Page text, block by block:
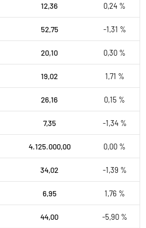
12,36 0,24 %
52,75 -1,31 %
20,10 0,30 %
19,02 1,71 %
26,16 0,15 %
7,35 -1,34 %
4.125.000,00 0,00 %
34,02 -1,39 %
6,95 1,76 %
44,00 -5,90 %